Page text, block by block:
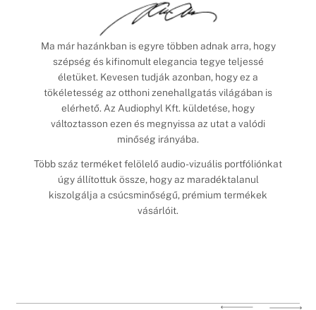
Ma már hazánkban is egyre többen adnak arra, hogy
szépség és kifinomult elegancia tegye teljessé
életüket. Kevesen tudják azonban, hogy ez a
tökéletesség az otthoni zenehallgatás világában is
elérhető. Az Audiophyl Kft. küldetése, hogy
változtasson ezen és megnyissa az utat a valódi
minőség irányába.
Több száz terméket felölelő audio-vizuális portfóliónkat
úgy állítottuk össze, hogy az maradéktalanul
kiszolgálja a csúcsminőségű, prémium termékek
vásárlóit.